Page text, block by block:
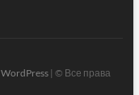
WordPress| © Все права